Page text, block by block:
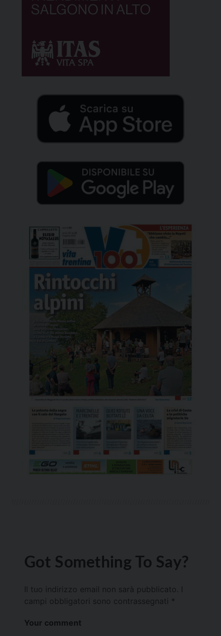
Got Something To Say?
Il tuo indirizzo email non sarà pubblicato.
campi obbligatori sono contrassegnati *
Your comment